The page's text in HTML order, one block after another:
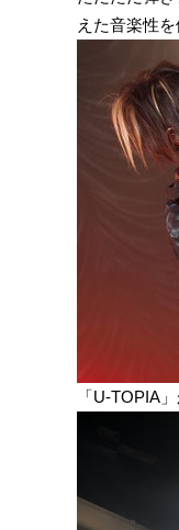
えた音楽性
「U-TOPIA